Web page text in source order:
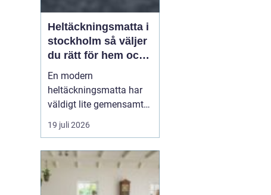
Heltäckningsmatta i
stockholm så väljer
du rätt för hem och
kontor
En modern
heltäckningsmatta har
väldigt lite gemensamt
med de plastiga,
svårstädade varianterna
och 80-talet. I dag
handlar textilgolv om
design, komfort och
19 juli 2026